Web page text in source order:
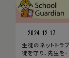
2024.12.17
生徒のネットトラ
徒を守り、先生を･